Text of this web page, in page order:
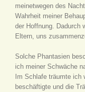
meinetwegen des
Wahrheit meiner
der Hoffnung. Dadurch
Eltern, uns
Solche Phantasien
ich meiner Schwäche
Im Schlafe träumte ich
beschäftigte und die